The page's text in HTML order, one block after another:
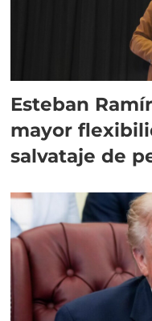
Esteban
mayor
salvataje de